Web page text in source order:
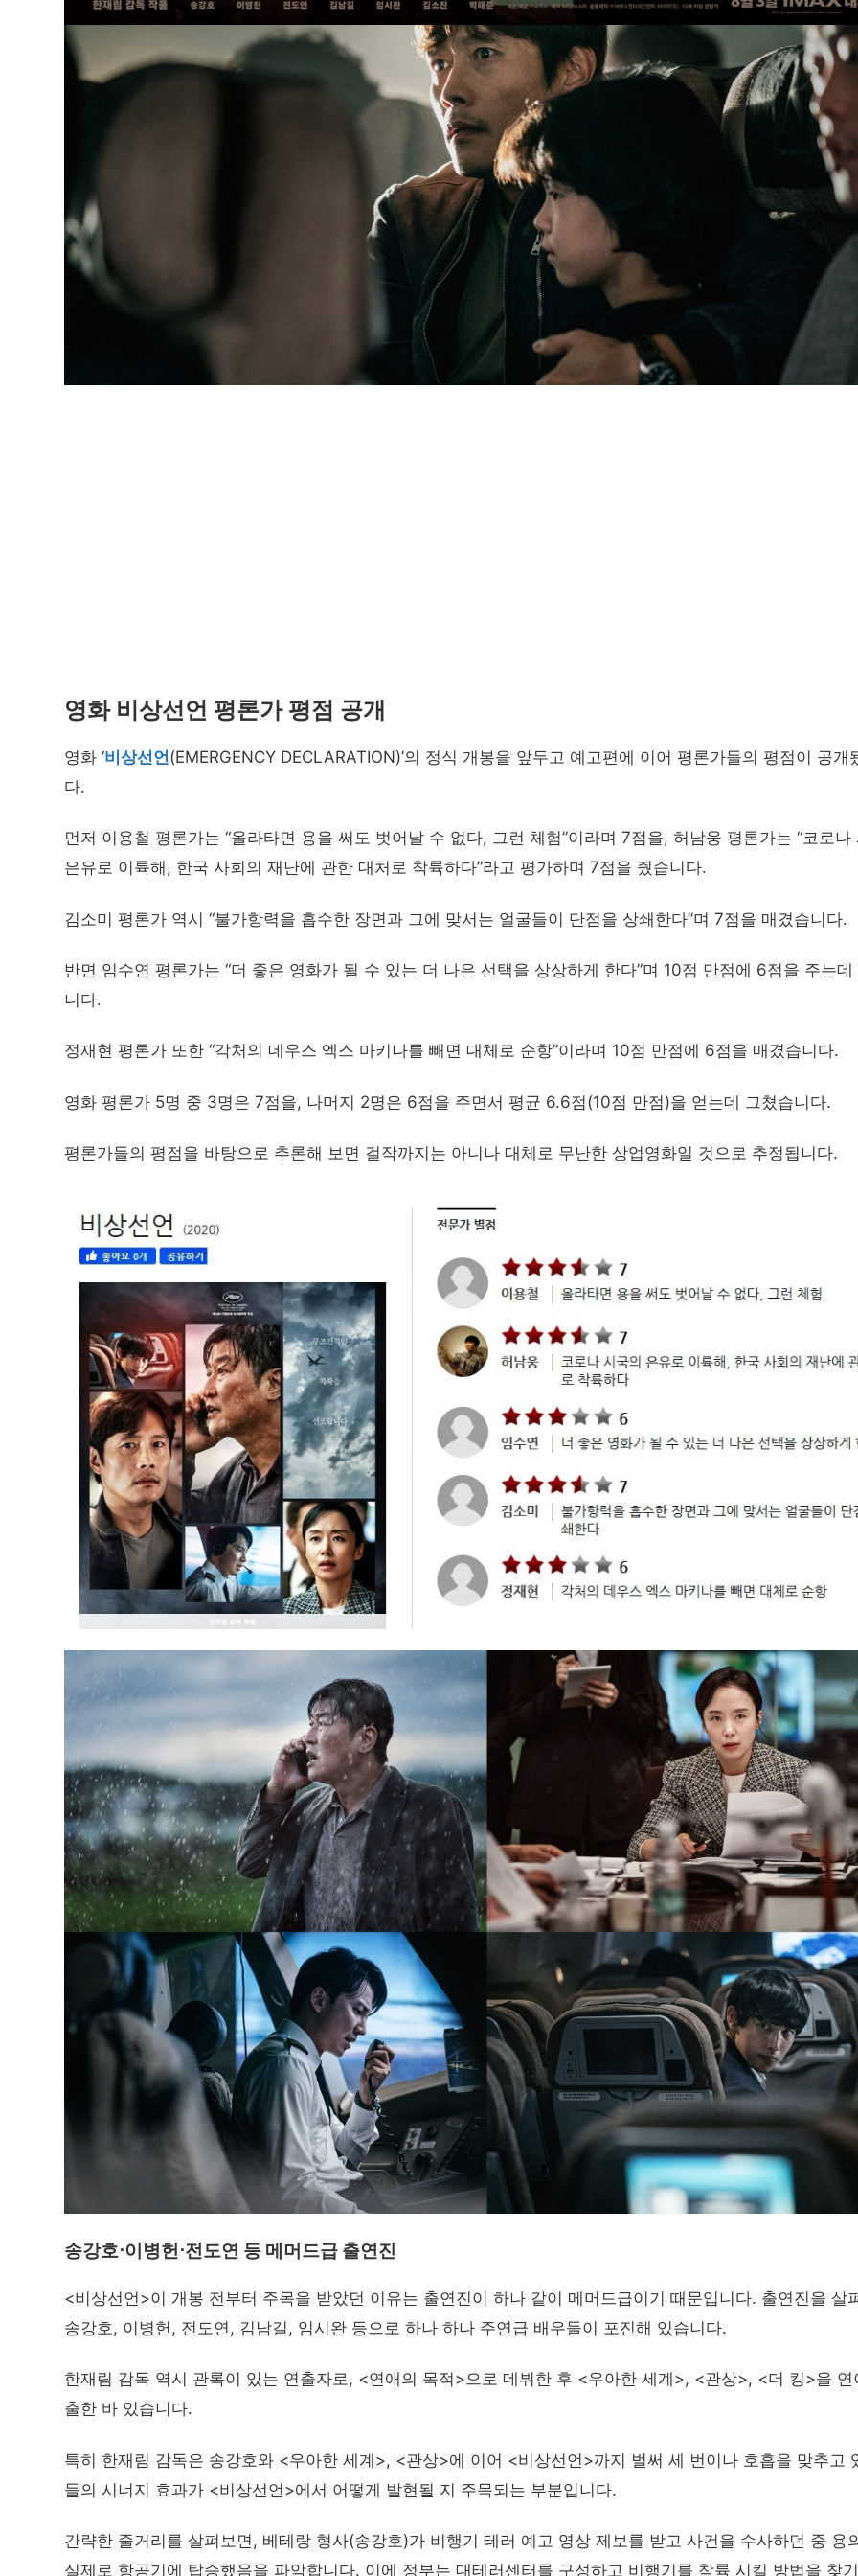
영화 비상선언 평론가 평점 공개
영화 ‘비상선언(EMERGENCY DECLARATION)’의 정식 개봉을 앞두고 예고편에 이어 평론가들의 평점이 공개
다.
먼저 이용철 평론가는 “올라타면 용을 써도 벗어날 수 없다, 그런 체험”이라며 7점을, 허남웅 평론가는 “코로나
은유로 이륙해, 한국 사회의 재난에 관한 대처로 착륙하다”라고 평가하며 7점을 줬습니다.
김소미 평론가 역시 “불가항력을 흡수한 장면과 그에 맞서는 얼굴들이 단점을 상쇄한다”며 7점을 매겼습니다.
반면 임수연 평론가는 “더 좋은 영화가 될 수 있는 더 나은 선택을 상상하게 한다”며 10점 만점에 6점을 주는데
니다.
정재현 평론가 또한 “각처의 데우스 엑스 마키나를 빼면 대체로 순항”이라며 10점 만점에 6점을 매겼습니다.
영화 평론가 5명 중 3명은 7점을, 나머지 2명은 6점을 주면서 평균 6.6점(10점 만점)을 얻는데 그쳤습니다.
평론가들의 평점을 바탕으로 추론해 보면 걸작까지는 아니나 대체로 무난한 상업영화일 것으로 추정됩니다.
송강호⋅이병헌⋅전도연 등 메머드급 출연진
<비상선언>이 개봉 전부터 주목을 받았던 이유는 출연진이 하나 같이 메머드급이기 때문입니다. 출연진을 살
송강호, 이병헌, 전도연, 김남길, 임시완 등으로 하나 하나 주연급 배우들이 포진해 있습니다.
한재림 감독 역시 관록이 있는 연출자로, <연애의 목적>으로 데뷔한 후 <우아한 세계>, <관상>, <더 킹>을 연
출한 바 있습니다.
특히 한재림 감독은 송강호와 <우아한 세계>, <관상>에 이어 <비상선언>까지 벌써 세 번이나 호흡을 맞추고
들의 시너지 효과가 <비상선언>에서 어떻게 발현될 지 주목되는 부분입니다.
간략한 줄거리를 살펴보면, 베테랑 형사(송강호)가 비행기 테러 예고 영상 제보를 받고 사건을 수사하던 중 용
실제로 항공기에 탑승했음을 파악합니다. 이에 정부는 대테러센터를 구성하고 비행기를 착륙 시킬 방법을 찾